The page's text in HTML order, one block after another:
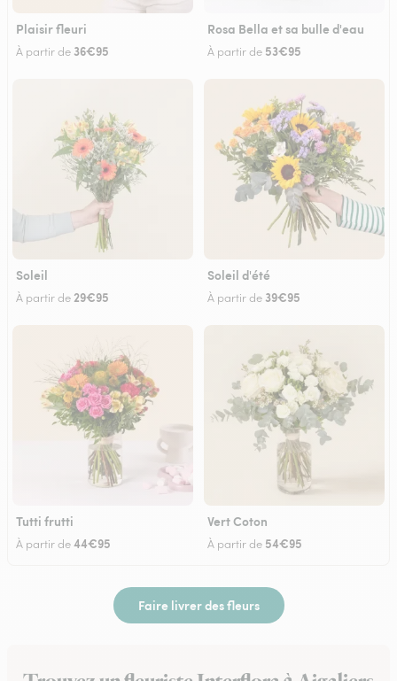
Plaisir fleuri
À partir de 36€95
Rosa Bella et sa bulle d'eau
À partir de 53€95
Soleil
À partir de29€95
Soleil d'été
À partir de 39€95
Tutti frutti
À partir de44€95
Vert Coton
À partir de 54€95
Faire livrer des fleurs